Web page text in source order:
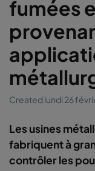
fumées
Created lundi 26
Les usines
fabriquent à
contrôler les